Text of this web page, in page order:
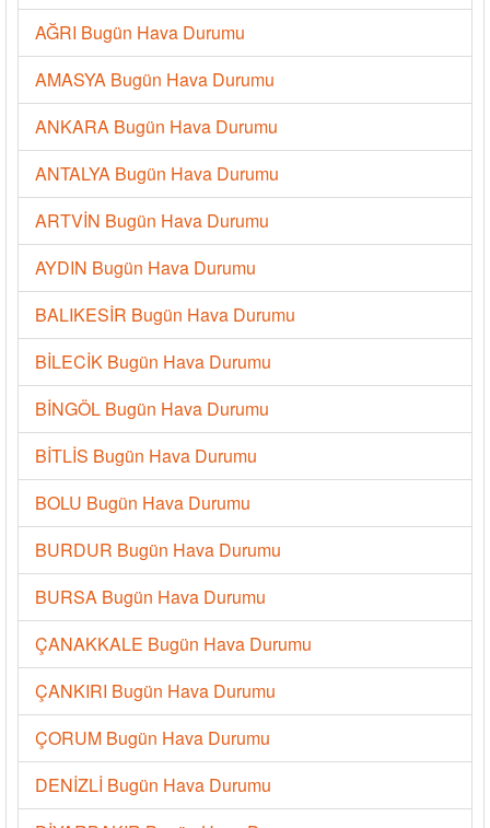
AĞRI Bugün Hava Durumu
AMASYA Bugün Hava Durumu
ANKARA Bugün Hava Durumu
ANTALYA Bugün Hava Durumu
ARTVİN Bugün Hava Durumu
AYDIN Bugün Hava Durumu
BALIKESİR Bugün Hava Durumu
BİLECİK Bugün Hava Durumu
BİNGÖL Bugün Hava Durumu
BİTLİS Bugün Hava Durumu
BOLU Bugün Hava Durumu
BURDUR Bugün Hava Durumu
BURSA Bugün Hava Durumu
ÇANAKKALE Bugün Hava Durumu
ÇANKIRI Bugün Hava Durumu
ÇORUM Bugün Hava Durumu
DENİZLİ Bugün Hava Durumu